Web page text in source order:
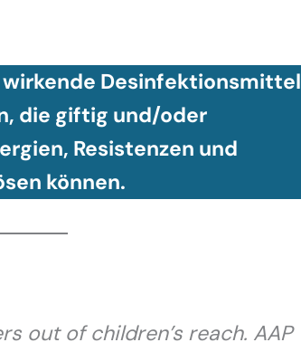
Desinfektionsmittel
die giftig und/oder
Resistenzen und
können.
out of children’s reach. AAP